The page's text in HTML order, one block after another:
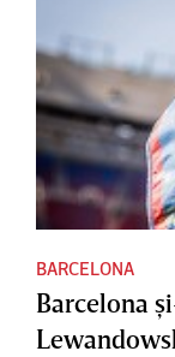
BARCELONA
Barcelona